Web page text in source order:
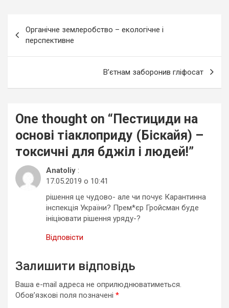
записів
Органічне землеробство – екологічне і
перспективне
В’єтнам заборонив гліфосат
One thought on “ Пестициди на
основі тіаклоприду (Біскайя) –
токсичні для бджіл і людей!”
Anatoliy :
17.05.2019 о 10:41
рішення це чудово- але чи почує Карантинна
інспекція України? Прем*єр Гройсман буде
ініціювати рішення уряду-?
Відповісти
Залишити відповідь
Ваша e-mail адреса не оприлюднюватиметься.
Обов’язкові поля позначені *